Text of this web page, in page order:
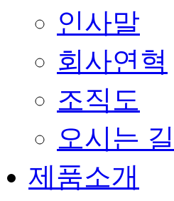
인사말
회사연혁
조직도
오시는 길
제품소개